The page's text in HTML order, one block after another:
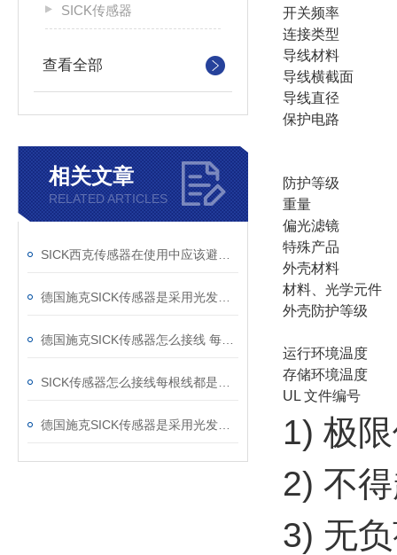
SICK传感器
查看全部
相关文章
RELATED ARTICLES
开关频率
连接类型
导线材料
导线横截面
导线直径
保护电路
防护等级
重量
偏光滤镜
特殊产品
外壳材料
材料、光学元件
外壳防护等级
运行环境温度
存储环境温度
UL 文件编号
1) 极
2) 不
3) 无